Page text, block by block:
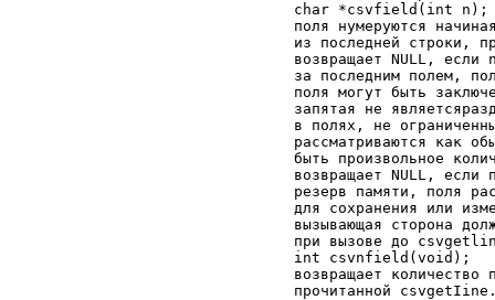
char *csvfield(int n);
поля нумеруются
из последней строки,
возвращает NULL, если
за последним полем,
поля могут быть
запятая не
в полях, не
рассматриваются как
быть произвольное
возвращает NULL, если
резерв памяти, поля
для сохранения или
вызывающая сторона
при вызове до
int csvnfield(void);
возвращает
прочитанной